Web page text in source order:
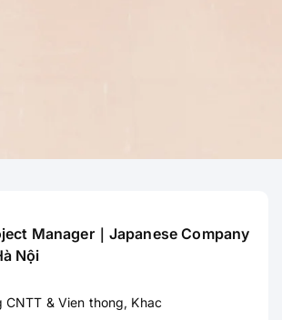
Manager｜Japanese Company
Nội
CNTT & Vien thong, Khac